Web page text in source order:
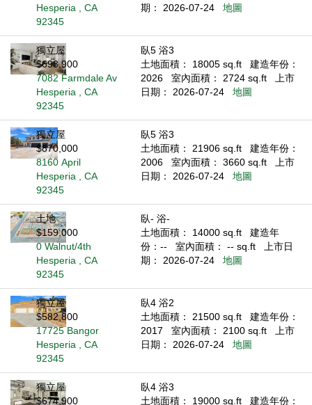
Hesperia , CA
92345
期： 2026-07-24
地圖
獨立屋
$698,900
7082 Farmdale Av
Hesperia , CA
92345
臥5 浴3
土地面積： 18005 sq.ft
建造年份：
2026
室內面積： 2724 sq.ft
上市
日期： 2026-07-24
地圖
獨立屋
$870,000
8160 April
Hesperia , CA
92345
臥5 浴3
土地面積： 21906 sq.ft
建造年份：
2006
室內面積： 3660 sq.ft
上市
日期： 2026-07-24
地圖
土地
$159,000
0 Walnut/4th
Hesperia , CA
92345
臥- 浴-
土地面積： 14000 sq.ft
建造年
份：--
室內面積： -- sq.ft
上市日
期： 2026-07-24
地圖
獨立屋
$582,800
17725 Bangor
Hesperia , CA
92345
臥4 浴2
土地面積： 21500 sq.ft
建造年份：
2017
室內面積： 2100 sq.ft
上市
日期： 2026-07-24
地圖
獨立屋
$674,900
臥4 浴3
土地面積： 19000 sq.ft
建造年份：